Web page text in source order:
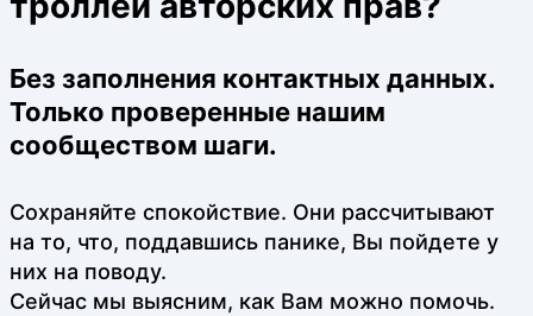
Без заполнения контактных данных.
Только проверенные нашим
сообществом шаги.
Сохраняйте спокойствие. Они рассчитывают
на то, что, поддавшись панике, Вы пойдете у
них на поводу.
Сейчас мы выясним, как Вам можно помочь.